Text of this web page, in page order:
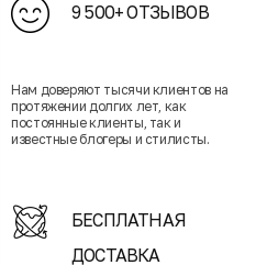
9 500+ ОТЗЫВОВ
Нам доверяют тысячи клиентов на
протяжении долгих лет, как
постоянные клиенты, так и
известные блогеры и стилисты.
БЕСПЛАТНАЯ
ДОСТАВКА